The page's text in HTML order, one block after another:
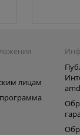
лицам